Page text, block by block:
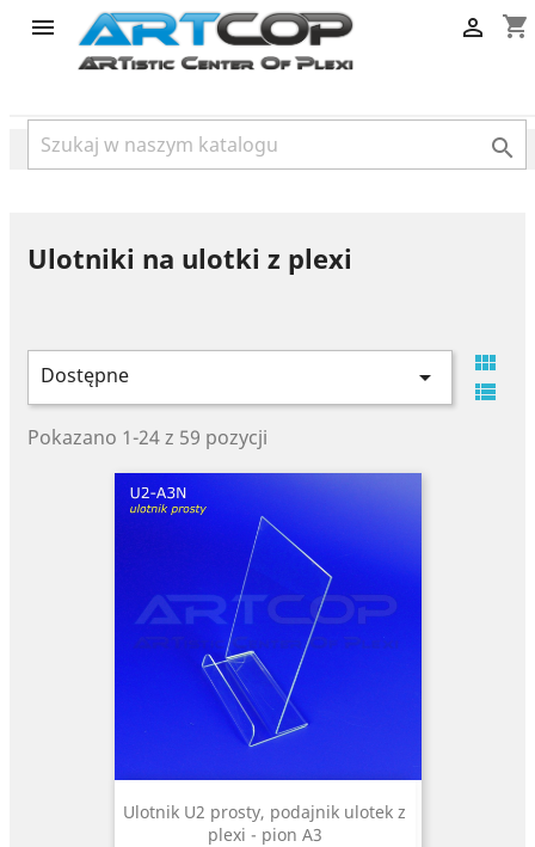
category
 shopping_cart


Ulotniki na ulotki z plexi
Dostępne 


Pokazano 1-24 z 59 pozycji
Ulotnik U2 prosty, podajnik ulotek z
plexi - pion A3